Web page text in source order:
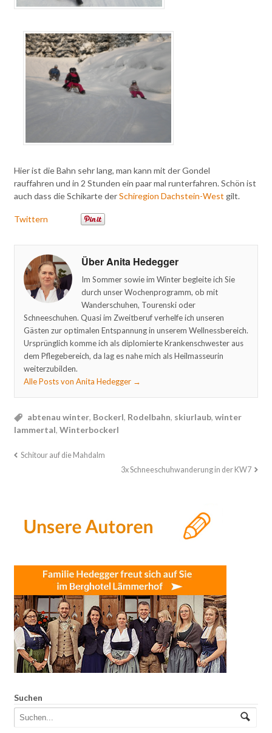
Hier ist die Bahn sehr lang, man kann mit der Gondel
rauffahren und in 2 Stunden ein paar mal runterfahren. Schön ist
auch dass die Schikarte derSchiregion Dachstein-West gilt.
Twittern
Über Anita Hedegger
Im Sommer sowie im Winter begleite ich Sie
durch unser Wochenprogramm, ob mit
Wanderschuhen, Tourenski oder
Schneeschuhen. Quasi im Zweitberuf verhelfe ich unseren
Gästen zur optimalen Entspannung in unserem Wellnessbereich.
Ursprünglich komme ich als diplomierte Krankenschwester aus
dem Pflegebereich, da lag es nahe mich als Heilmasseurin
weiterzubilden.
Alle Posts von Anita Hedegger →
abtenau winter, Bockerl, Rodelbahn, skiurlaub,winter
lammertal, Winterbockerl
Schitour auf die Mahdalm
3x Schneeschuhwanderung in der KW7
Suchen